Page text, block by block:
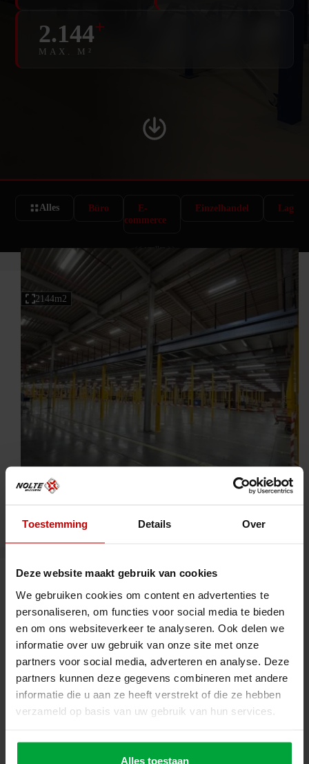
Toestemming Details Over
Deze website maakt gebruik van cookies
We gebruiken cookies om content en advertenties te
personaliseren, om functies voor social media te bieden
en om ons websiteverkeer te analyseren. Ook delen we
informatie over uw gebruik van onze site met onze
partners voor social media, adverteren en analyse. Deze
partners kunnen deze gegevens combineren met andere
informatie die u aan ze heeft verstrekt of die ze hebben
verzameld op basis van uw gebruik van hun services.
Alles toestaan
2.144+
MAX. M²
Alles Büro
E-
commerce
Einzelhandel
2144m2
Belgien